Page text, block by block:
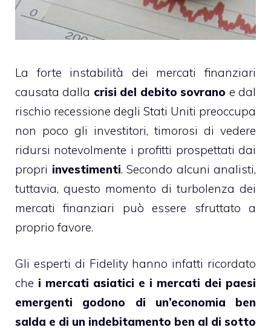
La forte instabilità dei mercati finanziari
causata dalla crisi del debito sovrano e dal
rischio recessione degli Stati Uniti preoccupa
non poco gli investitori, timorosi di vedere
ridursi notevolmente i profitti prospettati dai
propri investimenti. Secondo alcuni analisti,
tuttavia, questo momento di turbolenza dei
mercati finanziari può essere sfruttato a
proprio favore.
Gli esperti di Fidelity hanno infatti ricordato
che i mercati asiatici e i mercati dei paesi
emergenti godono di un’economia ben
salda e di un indebitamento ben al di sotto